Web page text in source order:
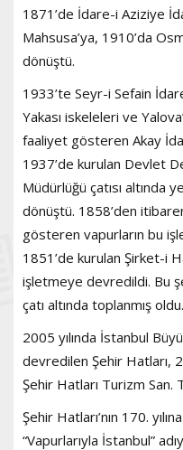
1871’de İdare-i Aziziye
Mahsusa’ya, 1910’da
dönüştü.
1933’te Seyr-i Sefain
Yakası iskeleleri ve
faaliyet gösteren Akay
1937’de kurulan Devlet
Müdürlüğü çatısı altında
dönüştü. 1858’den
gösteren vapurların bu
1851’de kurulan Şirket-i
işletmeye devredildi. Bu
çatı altında toplanmış oldu.
2005 yılında İstanbul
devredilen Şehir Hatları,
Şehir Hatları Turizm San.
Şehir Hatları’nın 170.
“Vapurlarıyla İstanbul”